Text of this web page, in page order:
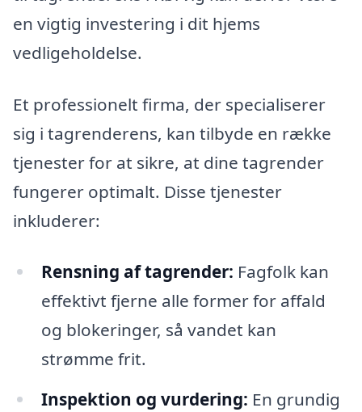
en vigtig investering i dit hjems
vedligeholdelse.
Et professionelt firma, der specialiserer
sig i tagrenderens, kan tilbyde en række
tjenester for at sikre, at dine tagrender
fungerer optimalt. Disse tjenester
inkluderer:
Rensning af tagrender: Fagfolk kan
effektivt fjerne alle former for affald
og blokeringer, så vandet kan
strømme frit.
Inspektion og vurdering: En grundig